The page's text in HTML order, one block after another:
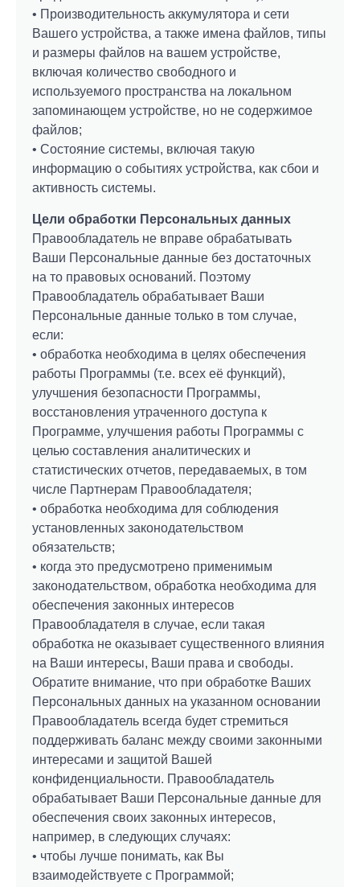
• Производительность аккумулятора и сети
Вашего устройства, а также имена файлов, типы
и размеры файлов на вашем устройстве,
включая количество свободного и
используемого пространства на локальном
запоминающем устройстве, но не содержимое
файлов;
• Состояние системы, включая такую
информацию о событиях устройства, как сбои и
активность системы.
Цели обработки Персональных данных
Правообладатель не вправе обрабатывать
Ваши Персональные данные без достаточных
на то правовых оснований. Поэтому
Правообладатель обрабатывает Ваши
Персональные данные только в том случае,
если:
• обработка необходима в целях обеспечения
работы Программы (т.е. всех её функций),
улучшения безопасности Программы,
восстановления утраченного доступа к
Программе, улучшения работы Программы с
целью составления аналитических и
статистических отчетов, передаваемых, в том
числе Партнерам Правообладателя;
• обработка необходима для соблюдения
установленных законодательством
обязательств;
• когда это предусмотрено применимым
законодательством, обработка необходима для
обеспечения законных интересов
Правообладателя в случае, если такая
обработка не оказывает существенного влияния
на Ваши интересы, Ваши права и свободы.
Обратите внимание, что при обработке Ваших
Персональных данных на указанном основании
Правообладатель всегда будет стремиться
поддерживать баланс между своими законными
интересами и защитой Вашей
конфиденциальности. Правообладатель
обрабатывает Ваши Персональные данные для
обеспечения своих законных интересов,
например, в следующих случаях:
• чтобы лучше понимать, как Вы
взаимодействуете с Программой;
Челябинск
Нижний Новгород
Новосибирск
Иваново
Ярославль
Екатеринбург
Смоленск
Самара
Волгоград
Кемерово
Киров
Кострома
Курск
Новороссийск
Ростов-на-Дону
Тюмень
Владикавказ
Телефон *
Согласен на обработкуперсональных
данных
Согласен на обработкуперсональных
данных
Отчество
Ваш телефон
E-mail
Согласен на обработкуперсональных
данных
ОТПРАВИТЬ
Поиск по сайту...
Согласен на обработкуперсональных
данных
Текст сообщения
Согласен на обработкуперсональных данных
ЗАДАТЬ ВОПРОС
Ваш вопрос
Согласен на обработкуперсональных данных
ЗАДАТЬ ВОПРОС
Название компании
Согласен на обработку
ОТПРАВИТЬ
Текст отзыва
Согласен на обработку
ОСТАВИТЬ ОТЗЫВ
Согласен на обработкуперсональных
данных